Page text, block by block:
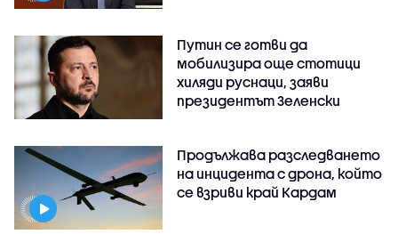
Путин се готви да
мобилизира още стотици
хиляди руснаци, заяви
президентът Зеленски
Продължава разследването
на инцидента с дрона, който
се взриви край Кардам